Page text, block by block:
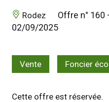
Rodez
Offre n° 160
02/09/2025
Vente Foncier
Cette offre est réservée.